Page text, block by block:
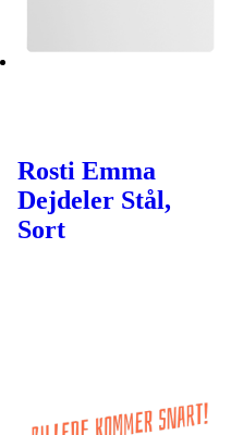
Rosti Emma
Dejdeler Stål,
Sort